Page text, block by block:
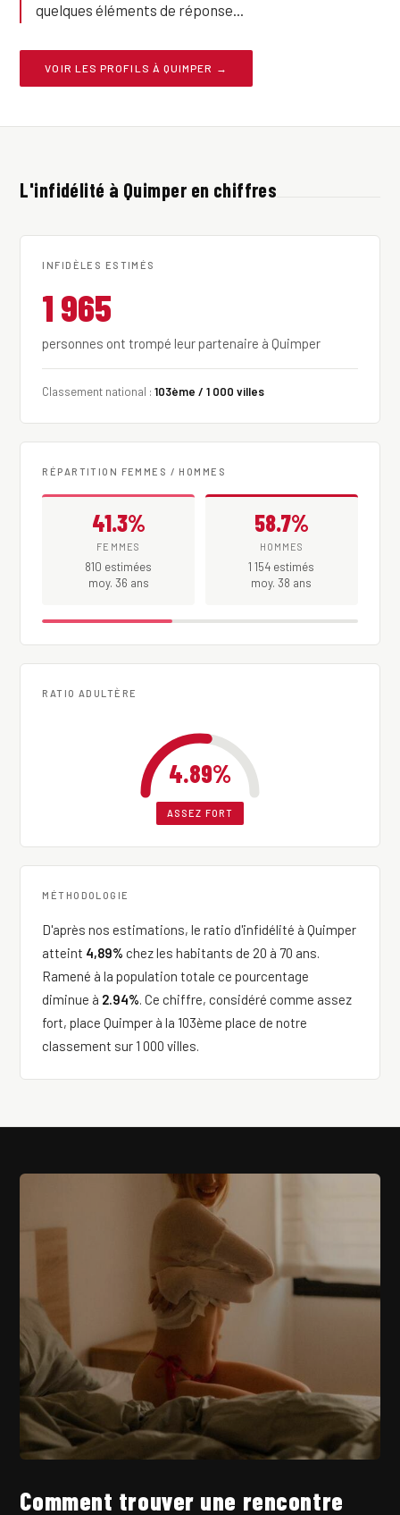
quelques éléments de réponse...
VOIR LES PROFILS À QUIMPER →
L'infidélité à Quimper en chiffres
INFIDÈLES ESTIMÉS
1 965
personnes ont trompé leur partenaire à Quimper
Classement national :103ème / 1 000 villes
RÉPARTITION FEMMES / HOMMES
41.3%
FEMMES
810 estimées
moy. 36 ans
58.7%
HOMMES
1 154 estimés
moy. 38 ans
RATIO ADULTÈRE
4.89%
ASSEZ FORT
MÉTHODOLOGIE
D'après nos estimations, le ratio d'infidélité à Quimper
atteint 4,89% chez les habitants de 20 à 70 ans.
Ramené à la population totale ce pourcentage
diminue à 2.94%. Ce chiffre, considéré comme assez
fort, place Quimper à la 103ème place de notre
classement sur 1 000 villes.
Comment trouver une rencontre